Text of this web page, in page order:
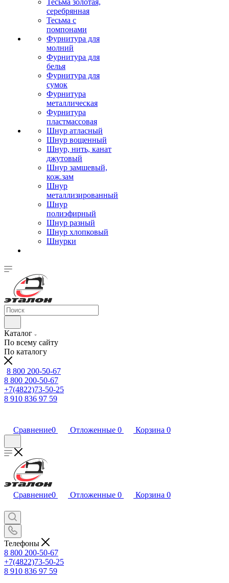
Тесьма золотая,
серебрянная
Тесьма с
помпонами
Фурнитура для
молний
Фурнитура для
белья
Фурнитура для
сумок
Фурнитура
металлическая
Фурнитура
пластмассовая
Шнур атласный
Шнур вощенный
Шнур, нить, канат
джутовый
Шнур замшевый,
кож.зам
Шнур
металлизированный
Шнур
полиэфирный
Шнур разный
Шнур хлопковый
Шнурки
Каталог
По всему сайту
По каталогу
8 800 200-50-67
8 800 200-50-67
+7(4822)73-50-25
8 910 836 97 59
Сравнение0 Отложенные 0 Корзина 0
Сравнение0 Отложенные 0 Корзина 0
Телефоны
8 800 200-50-67
+7(4822)73-50-25
8 910 836 97 59